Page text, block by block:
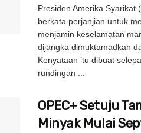
Presiden Amerika Syarikat
berkata perjanjian untuk
menjamin keselamatan
dijangka dimuktamadkan
Kenyataan itu dibuat
rundingan ...
OPEC+ Setuju
Minyak Mulai